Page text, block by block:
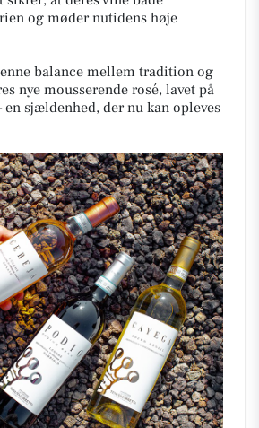
og møder nutidens høje
balance mellem tradition og
nye mousserende rosé, lavet på
en sjældenhed, der nu kan opleves